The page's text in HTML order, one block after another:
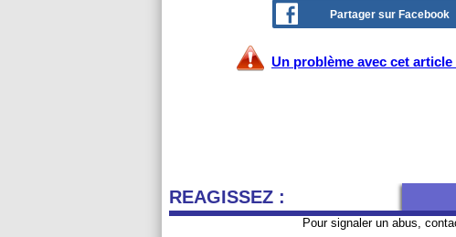
Partager sur Facebook
Un problème avec cet
REAGISSEZ :
Pour signaler un abus,